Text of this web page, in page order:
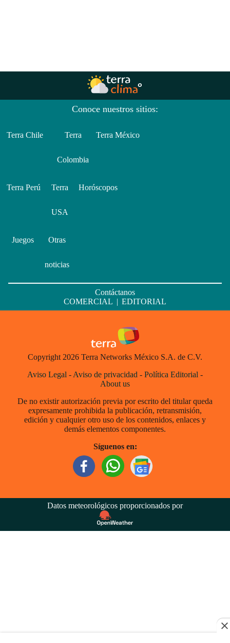
Conoce nuestros sitios:
Terra Chile Terra
Colombia
Terra México
Terra Perú Terra
USA
Horóscopos
Juegos Otras
noticias
Contáctanos
COMERCIAL | EDITORIAL
Copyright 2026 Terra Networks México S.A. de C.V.
Aviso Legal - Aviso de privacidad - Política Editorial -
About us
De no existir autorización previa por escrito del titular queda
expresamente prohibida la publicación, retransmisión,
edición y cualquier otro uso de los contenidos, enlaces y
demás elementos componentes.
Síguenos en:
Datos meteorológicos proporcionados por